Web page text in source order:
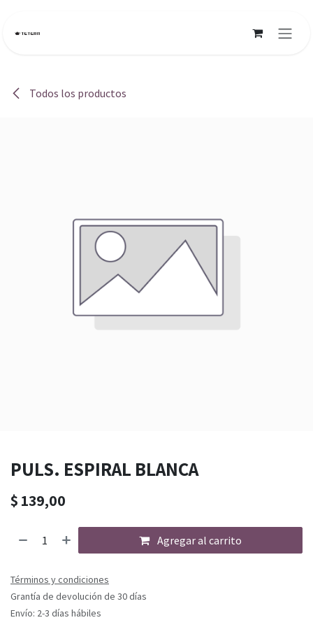
Todos los productos
PULS. ESPIRAL BLANCA
$ 139,00
Agregar al carrito
Términos y condiciones
Grantía de devolución de 30 días
Envío: 2-3 días hábiles